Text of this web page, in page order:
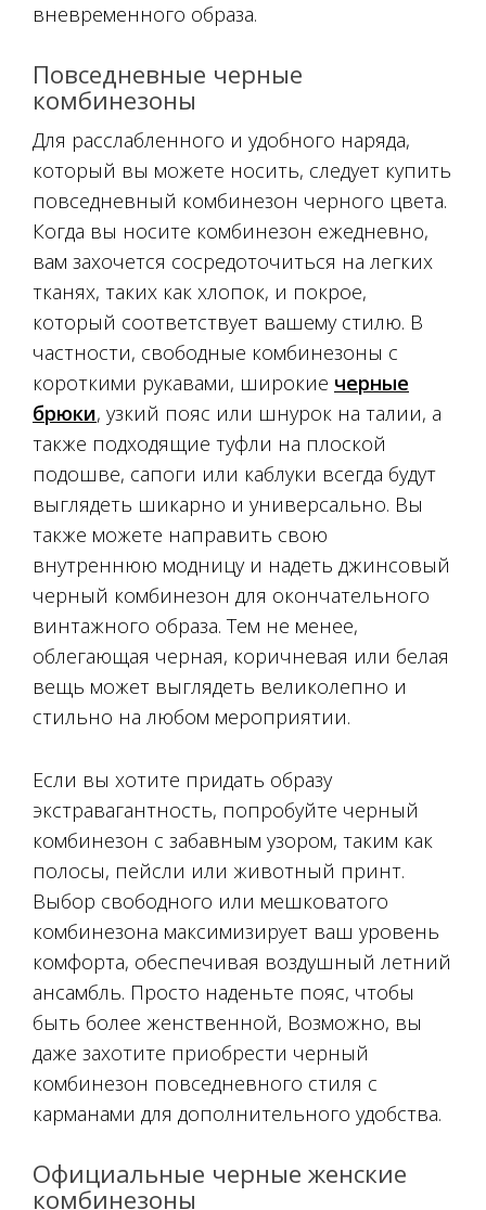
вневременного образа.
Повседневные черные
комбинезоны
Для расслабленного и удобного наряда,
который вы можете носить, следует купить
повседневный комбинезон черного цвета.
Когда вы носите комбинезон ежедневно,
вам захочется сосредоточиться на легких
тканях, таких как хлопок, и покрое,
который соответствует вашему стилю. В
частности, свободные комбинезоны с
короткими рукавами, широкие черные
брюки, узкий пояс или шнурок на талии, а
также подходящие туфли на плоской
подошве, сапоги или каблуки всегда будут
выглядеть шикарно и универсально. Вы
также можете направить свою
внутреннюю модницу и надеть джинсовый
черный комбинезон для окончательного
винтажного образа. Тем не менее,
облегающая черная, коричневая или белая
вещь может выглядеть великолепно и
стильно на любом мероприятии.
Если вы хотите придать образу
экстравагантность, попробуйте черный
комбинезон с забавным узором, таким как
полосы, пейсли или животный принт.
Выбор свободного или мешковатого
комбинезона максимизирует ваш уровень
комфорта, обеспечивая воздушный летний
ансамбль. Просто наденьте пояс, чтобы
быть более женственной, Возможно, вы
даже захотите приобрести черный
комбинезон повседневного стиля с
карманами для дополнительного удобства.
Официальные черные женские
комбинезоны